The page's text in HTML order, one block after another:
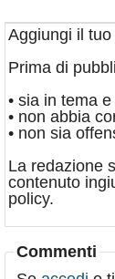
Aggiungi il
Prima di
• sia in tema
• non abbia
• non sia
La redazione
contenuto
policy.
Commenti